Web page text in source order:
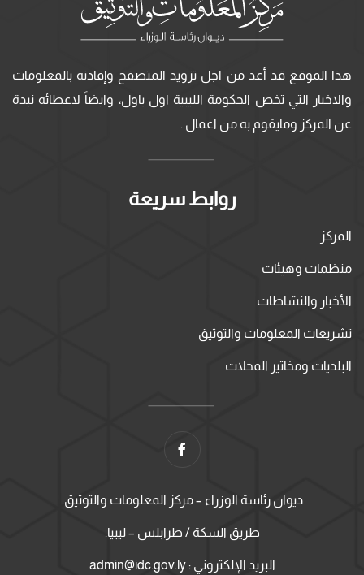
هذا الموقع قد أعد من اجل تزويد المتصفح وإفادته بالمعلومات
والاخبار التي تخص الحكومة الليبية اول باول، وايضاً لاعطائه نبدة
عن المركز ومايقوم به من اعمال .
روابط سريعة
المركز
منظمات وهيئات
الأخبار والنشاطات
تشريعات المعلومات والتوثيق
البلديات ومخاتير المحلات
ديوان رئاسة الوزراء – مركز المعلومات والتوثيق.
طريق السكة / طرابلس – ليبيا.
البريد الإلكتروني : admin@idc.gov.ly